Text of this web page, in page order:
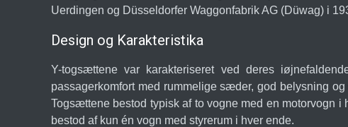
Uerdingen og Düsseldorfer Waggonfabrik AG (Düwag) i
Design og Karakteristika
Y-togsættene var karakteriseret ved deres
passagerkomfort med rummelige sæder, god belysning
Togsættene bestod typisk af to vogne med en motorvogn
bestod af kun én vogn med styrerum i hver ende.